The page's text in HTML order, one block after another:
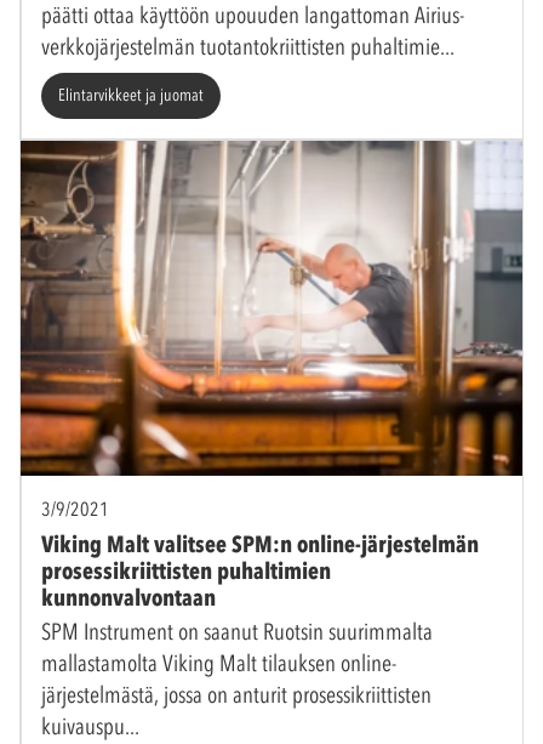
päätti ottaa käyttöön upouuden langattoman Airius-
verkkojärjestelmän tuotantokriittisten puhaltimie
Elintarvikkeet ja juomat
3/9/2021
Viking Malt valitsee SPM:n online-järjestelmän
prosessikriittisten puhaltimien
kunnonvalvontaan
SPM Instrument on saanut Ruotsin suurimmalta
mallastamolta Viking Malt tilauksen online-
järjestelmästä, jossa on anturit prosessikriittisten
kuivauspu